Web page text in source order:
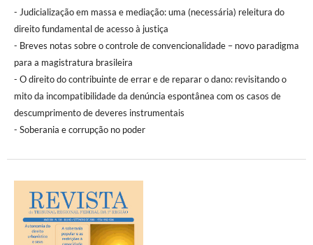
- Judicialização em massa e mediação: uma (necessária) releitura do
direito fundamental de acesso à justiça
- Breves notas sobre o controle de convencionalidade – novo paradigma
para a magistratura brasileira
- O direito do contribuinte de errar e de reparar o dano: revisitando o
mito da incompatibilidade da denúncia espontânea com os casos de
descumprimento de deveres instrumentais
- Soberania e corrupção no poder